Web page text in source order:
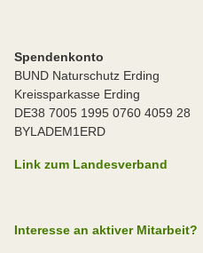
Spendenkonto
BUND Naturschutz Erding
Kreissparkasse Erding
DE38 7005 1995 0760 4059 28
BYLADEM1ERD
Link zum Landesverband
Interesse an aktiver Mitarbeit?